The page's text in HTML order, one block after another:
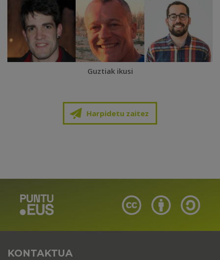
Guztiak ikusi
Harpidetu zaitez
KONTAKTUA